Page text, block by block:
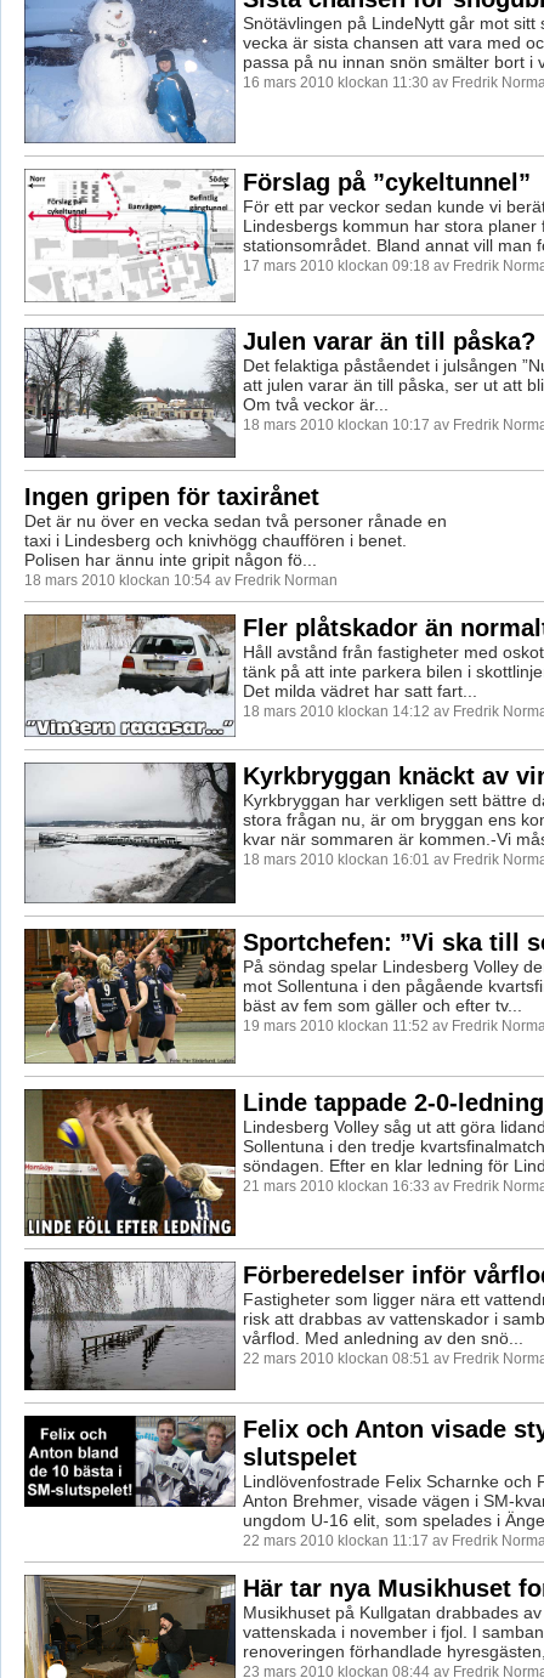
Snötävlingen på LindeNytt går mot sitt
vecka är sista chansen att vara med
passa på nu innan snön smälter bort i
16 mars 2010 klockan 11:30 av Fredrik
Förslag på ”cykeltunnel”
För ett par veckor sedan kunde vi
Lindesbergs kommun har stora planer
stationsområdet. Bland annat vill man
17 mars 2010 klockan 09:18 av Fredrik
Julen varar än till påska?
Det felaktiga påståendet i julsången
att julen varar än till påska, ser ut att
Om två veckor är...
18 mars 2010 klockan 10:17 av Fredrik
Ingen gripen för taxirånet
Det är nu över en vecka sedan två personer rånade en
taxi i Lindesberg och knivhögg chauffören i benet.
Polisen har ännu inte gripit någon fö...
18 mars 2010 klockan 10:54 av Fredrik Norman
Fler plåtskador än
Håll avstånd från fastigheter med
tänk på att inte parkera bilen i
Det milda vädret har satt fart...
18 mars 2010 klockan 14:12 av Fredrik
Kyrkbryggan knäckt av
Kyrkbryggan har verkligen sett bättre
stora frågan nu, är om bryggan ens
kvar när sommaren är kommen.-Vi
18 mars 2010 klockan 16:01 av Fredrik
Sportchefen: ”Vi ska till
På söndag spelar Lindesberg Volley
mot Sollentuna i den pågående
bäst av fem som gäller och efter tv...
19 mars 2010 klockan 11:52 av Fredrik
Linde tappade 2-0-ledning
Lindesberg Volley såg ut att göra
Sollentuna i den tredje
söndagen. Efter en klar ledning för
21 mars 2010 klockan 16:33 av Fredrik
Förberedelser inför
Fastigheter som ligger nära ett
risk att drabbas av vattenskador i
vårflod. Med anledning av den snö...
22 mars 2010 klockan 08:51 av Fredrik
Felix och Anton visade
slutspelet
Lindlövenfostrade Felix Scharnke och
Anton Brehmer, visade vägen i SM-
ungdom U-16 elit, som spelades i
22 mars 2010 klockan 11:17 av Fredrik
Här tar nya Musikhuset
Musikhuset på Kullgatan drabbades
vattenskada i november i fjol. I
renoveringen förhandlade
23 mars 2010 klockan 08:44 av Fredrik